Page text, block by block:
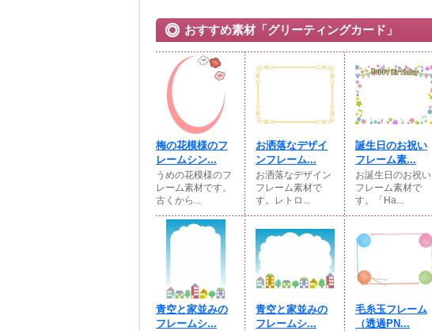
おすすめ素材「グリーティングカード」
梅の花模様のフ
レームシン...
うめの花模様のフ
レーム素材です。
古くから...
お洒落なデザイ
ンフレーム...
お洒落なデザイン
フレーム素材で
す。レトロ...
誕生日のお祝い
フレーム素...
お誕生日のお祝い
フレーム素材で
す。「Ha...
青空と家並みの
フレームシ...
青空と家並みの
フレームシ...
毛糸玉フレーム
（透過PN...